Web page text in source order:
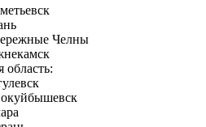
Челны
область: